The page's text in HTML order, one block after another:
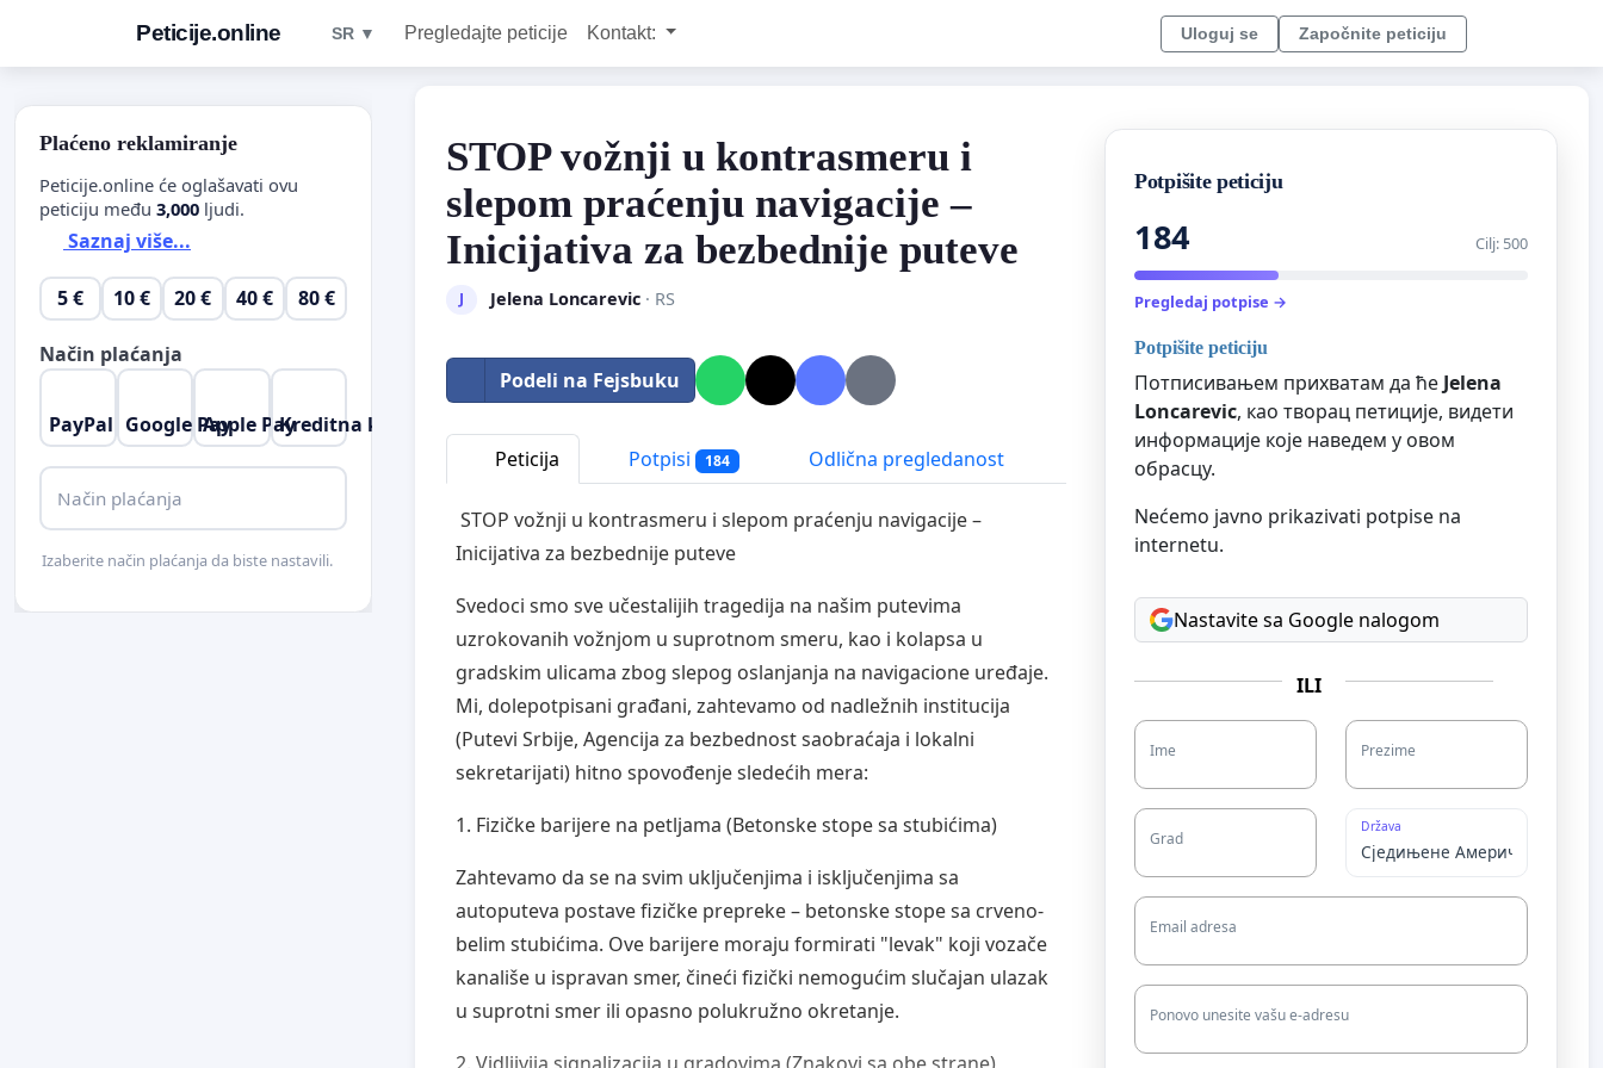
Peticije.online SR ▼ Pregledajte peticije Kontakt: Uloguj se Započnite peticiju
STOP vožnji u kontrasmeru i
slepom praćenju navigacije –
Inicijativa za bezbednije puteve
J Jelena Loncarevic· RS
Podeli na Fejsbuku
Peticija Potpisi 184 Odlična pregledanost
STOP vožnji u kontrasmeru i slepom praćenju navigacije –
Inicijativa za bezbednije puteve
Svedoci smo sve učestalijih tragedija na našim putevima
uzrokovanih vožnjom u suprotnom smeru, kao i kolapsa u
gradskim ulicama zbog slepog oslanjanja na navigacione uređaje.
Mi, dolepotpisani građani, zahtevamo od nadležnih institucija
(Putevi Srbije, Agencija za bezbednost saobraćaja i lokalni
sekretarijati) hitno spovođenje sledećih mera:
1. Fizičke barijere na petljama (Betonske stope sa stubićima)
Zahtevamo da se na svim uključenjima i isključenjima sa
autoputeva postave fizičke prepreke – betonske stope sa crveno-
belim stubićima. Ove barijere moraju formirati "levak" koji vozače
kanališe u ispravan smer, čineći fizički nemogućim slučajan ulazak
u suprotni smer ili opasno polukružno okretanje.
Potpišite peticiju
184 Cilj: 500
Pregledaj potpise →
Potpišite peticiju
Потписивањем прихватам да ће Jelena
Loncarevic, као творац петиције, видети
информације које наведем у овом
обрасцу.
Nećemo javno prikazivati potpise na
internetu.
Nastavite sa Google nalogom
ILI
Ime Prezime
Grad
Država
Email adresa
Ponovo unesite vašu e-adresu
Plaćeno reklamiranje
Peticije.online će oglašavati ovu
peticiju među 3,000 ljudi.
Saznaj više...
5 € 10 € 20 € 40 € 80 €
Način plaćanja
PayPal Google PayApple PayKreditna kartica
Način plaćanja
Izaberite način plaćanja da biste nastavili.